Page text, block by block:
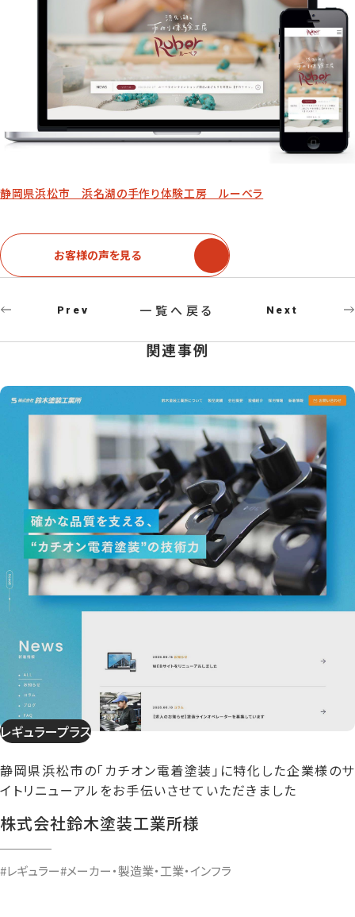
静岡県浜松市 浜名湖の手作り体験工房 ルーベラ
お客様の声を見る
Prev 一覧へ戻る Next
関連事例
レギュラープラス
静岡県浜松市の「カチオン電着塗装」に特化した企業様のサ
イトリニューアルをお手伝いさせていただきました
株式会社鈴木塗装工業所様
#レギュラー#メーカー・製造業・工業・インフラ